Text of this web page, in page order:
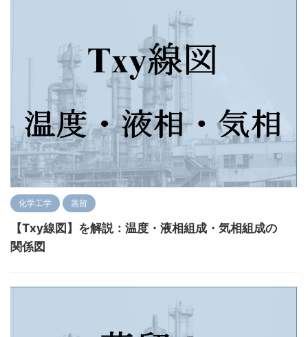
化学工学 蒸留
【Txy線図】を解説：温度・液相組成・気相組成の
関係図